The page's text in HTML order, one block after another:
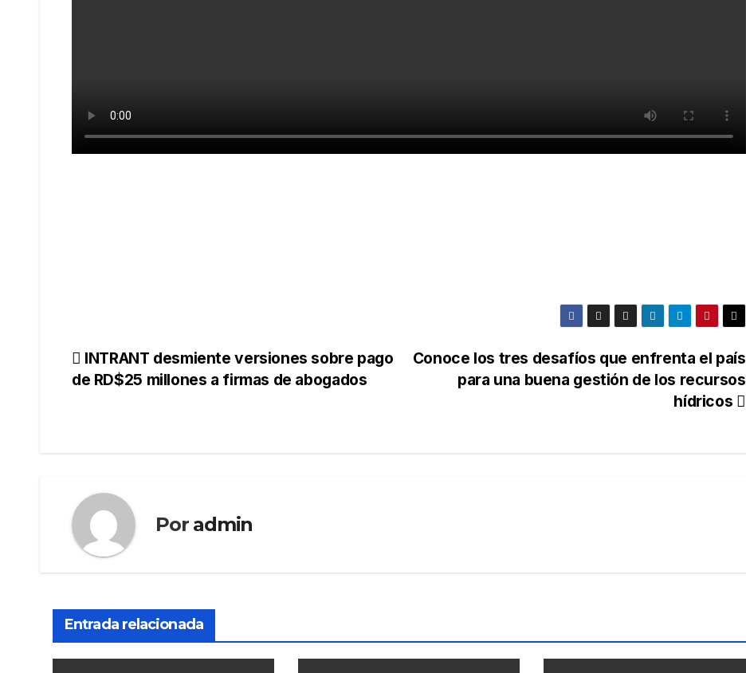
Navegación
Conoce los tres desafíos que enfrenta el país
para una buena gestión de los recursos
hídricos
INTRANT desmiente versiones sobre pago
de RD$25 millones a firmas de abogados
Por admin
Entrada relacionada